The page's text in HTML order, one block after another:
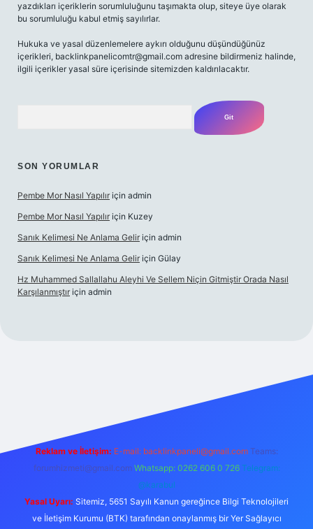
yazdıkları içeriklerin sorumluluğunu taşımakta olup, siteye üye olarak
bu sorumluluğu kabul etmiş sayılırlar.
Hukuka ve yasal düzenlemelere aykırı olduğunu düşündüğünüz
içerikleri, backlinkpanelicomtr@gmail.com adresine bildirmeniz halinde,
ilgili içerikler yasal süre içerisinde sitemizden kaldırılacaktır.
SON YORUMLAR
Pembe Mor Nasıl Yapılır için admin
Pembe Mor Nasıl Yapılır için Kuzey
Sanık Kelimesi Ne Anlama Gelir için admin
Sanık Kelimesi Ne Anlama Gelir için Gülay
Hz Muhammed Sallallahu Aleyhi Ve Sellem Niçin Gitmiştir Orada Nasıl
Karşılanmıştır için admin
Reklam ve İletişim: E-mail: backlinkpaneli@gmail.com Teams:
forumhizmeti@gmail.com Whatsapp: 0262 606 0 726 Telegram:
@karabul
Yasal Uyarı: Sitemiz, 5651 Sayılı Kanun gereğince Bilgi Teknolojileri
ve İletişim Kurumu (BTK) tarafından onaylanmış bir Yer Sağlayıcı